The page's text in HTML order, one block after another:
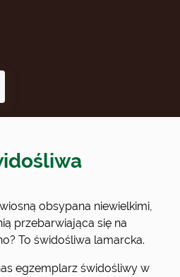
obsypana niewielkimi,
przebarwiająca się na
To świdośliwa lamarcka.
egzemplarz świdośliwy w